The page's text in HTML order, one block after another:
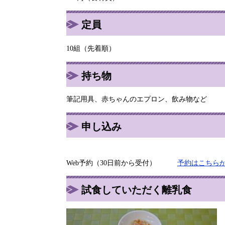
定員
10組（先着順）
持ち物
筆記用具、赤ちゃんのエプロン、飲み物など
申し込み
Web予約（30日前から受付） 予約はこちら
試食していただく離乳食